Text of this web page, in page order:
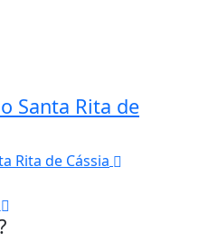
Santa Rita de